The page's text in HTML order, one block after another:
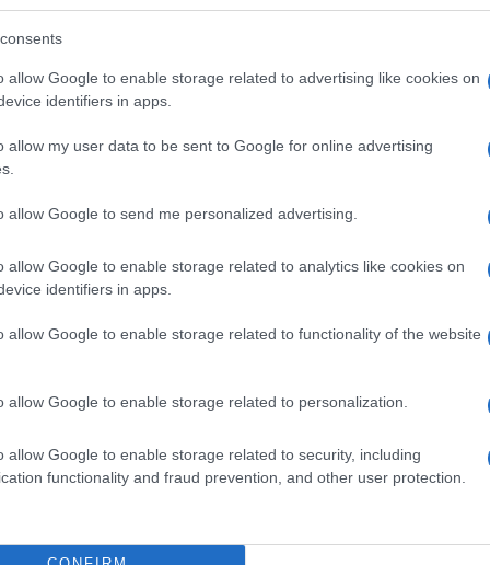
allow Google to enable storage related to advertising like cookies on
identifiers in apps.
allow my user data to be sent to Google for online advertising
allow Google to send me personalized advertising.
allow Google to enable storage related to analytics like cookies on
identifiers in apps.
allow Google to enable storage related to functionality of the website
allow Google to enable storage related to personalization.
allow Google to enable storage related to security, including
functionality and fraud prevention, and other user protection.
unire fede, cultura e spirito di comunità nel
nazionali?
nella sezione
Festa Rionale Di San Paolo E Sant’Antonio